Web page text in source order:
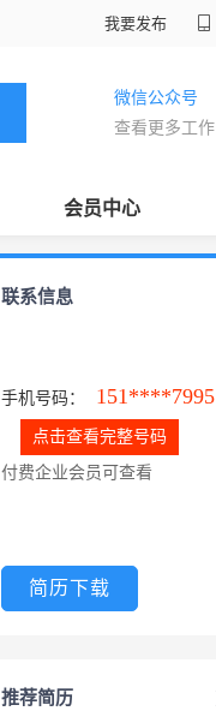
我要发布
微信公众号
查看更多工作
会员中心
联系信息
手机号码： 151****7995
点击查看完整号码
付费企业会员可查看
简历下载
推荐简历